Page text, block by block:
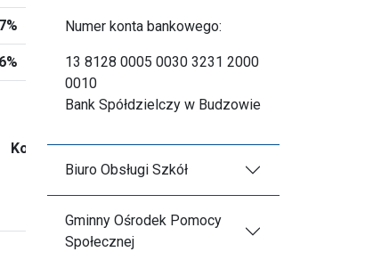
Konfederacja %
Koalicja
Obywatelska
7,24%
Numer konta bankowego:
13 8128 0005 0030 3231 2000
0010
Bank Spółdzielczy w Budzowie
Biuro Obsługi Szkół
Gminny Ośrodek Pomocy
Społecznej